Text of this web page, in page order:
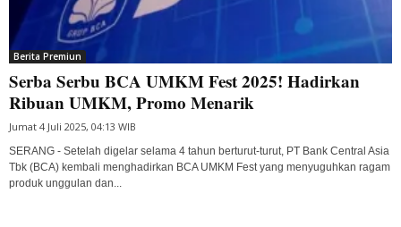
Berita Premiun
Serba Serbu BCA UMKM Fest 2025! Hadirkan
Ribuan UMKM, Promo Menarik
Jumat 4 Juli 2025, 04:13 WIB
SERANG - Setelah digelar selama 4 tahun berturut-turut, PT Bank Central Asia
Tbk (BCA) kembali menghadirkan BCA UMKM Fest yang menyuguhkan ragam
produk unggulan dan...